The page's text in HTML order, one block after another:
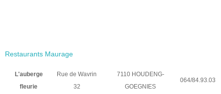
Restaurants Maurage
L'auberge
fleurie
Rue de Wavrin
32
7110 HOUDENG-
GOEGNIES
064/84.93.03